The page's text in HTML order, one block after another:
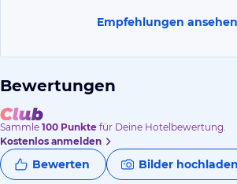
Empfehlungen ansehen
Bewertungen
Sammle 100 Punkte für Deine Hotelbewertung.
Kostenlos anmelden
Bewerten Bilder hochladen